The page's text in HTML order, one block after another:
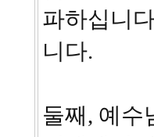
파하십니
니다.
둘째, 예수